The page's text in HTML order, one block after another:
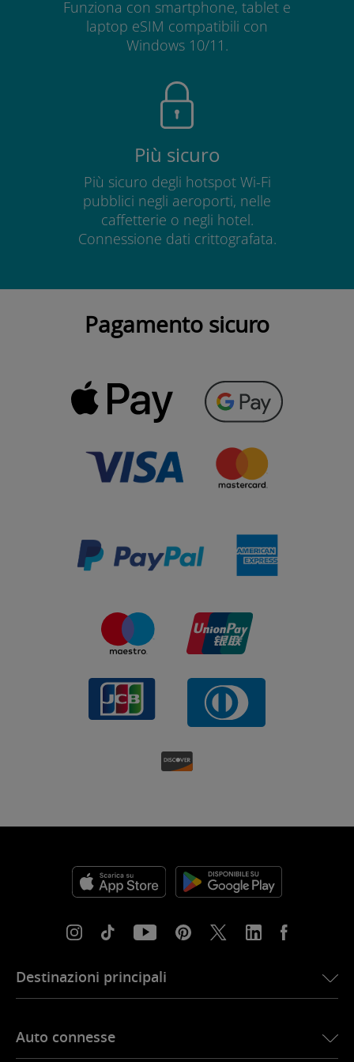
Funziona con smartphone, tablet e
laptop eSIM compatibili con
Windows 10/11.
Più sicuro
Più sicuro degli hotspot Wi-Fi
pubblici negli aeroporti, nelle
caffetterie o negli hotel.
Connessione dati crittografata.
Pagamento sicuro
Destinazioni principali
eSIM per l’Europa
Auto connesse